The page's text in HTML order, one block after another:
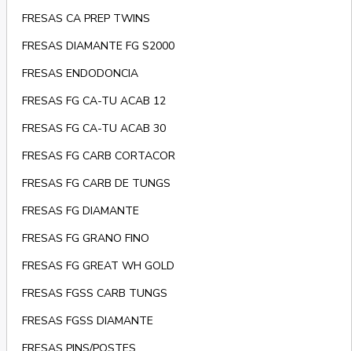
FRESAS CA PREP TWINS
FRESAS DIAMANTE FG S2000
FRESAS ENDODONCIA
FRESAS FG CA-TU ACAB 12
FRESAS FG CA-TU ACAB 30
FRESAS FG CARB CORTACOR
FRESAS FG CARB DE TUNGS
FRESAS FG DIAMANTE
FRESAS FG GRANO FINO
FRESAS FG GREAT WH GOLD
FRESAS FGSS CARB TUNGS
FRESAS FGSS DIAMANTE